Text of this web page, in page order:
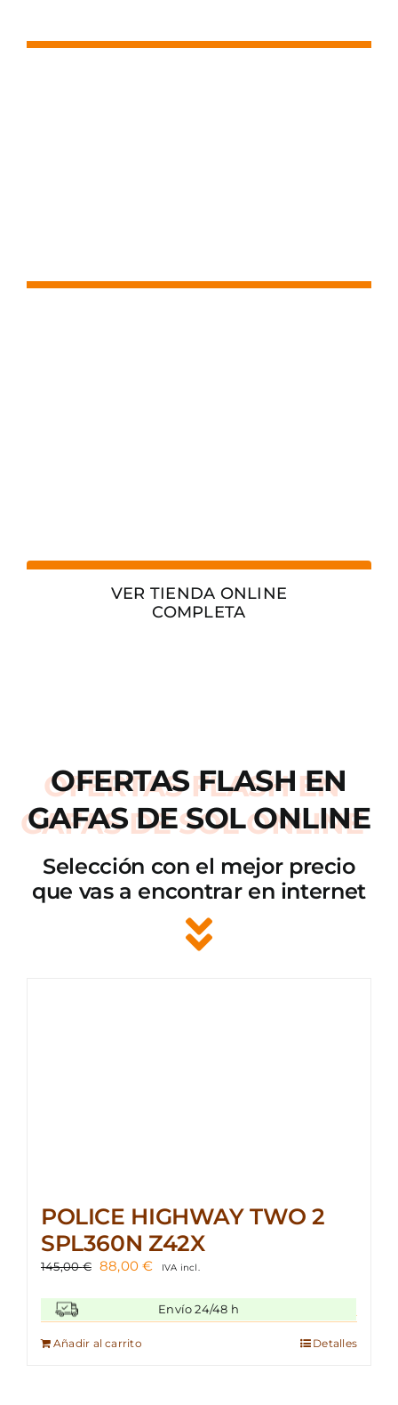
VER TIENDA ONLINE
COMPLETA
OFERTAS FLASH EN
GAFAS DE SOL ONLINE
Selección con el mejor precio
que vas a encontrar en internet
POLICE HIGHWAY TWO 2
SPL360N Z42X
145,00€ El
original
era:
145,00 €.
88,00€ El
actual
es:
IVA incl.
Envío 24/48 h
Añadir al carrito Detalles